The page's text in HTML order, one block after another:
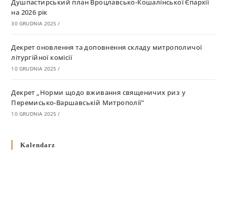
Душпастирський план Вроцлавсько-Кошалінської Єпархії
на 2026 рік
30 GRUDNIA 2025 /
Декрет оновлення та доповнення складу митрополичої
літургійної комісії
10 GRUDNIA 2025 /
Декрет „Норми щодо вживання священичих риз у
Перемисько-Варшавській Митрополії”
10 GRUDNIA 2025 /
григоріанським календарем
Kalendarz